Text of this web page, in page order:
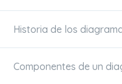
Historia de los
Componentes de un